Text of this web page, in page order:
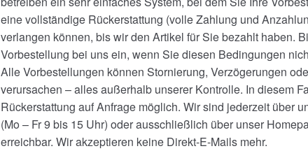
eine vollständige Rückerstattung (volle Zahlung und
verlangen können, bis wir den Artikel für Sie bezahlt haben.
Vorbestellung bei uns ein, wenn Sie diesen Bedingungen
Alle Vorbestellungen können Stornierung, Verzögerungen
verursachen – alles außerhalb unserer Kontrolle. In diesem
Rückerstattung auf Anfrage möglich. Wir sind jederzeit über
(Mo – Fr 9 bis 15 Uhr) oder ausschließlich über unser
erreichbar. Wir akzeptieren keine Direkt-E-Mails mehr.